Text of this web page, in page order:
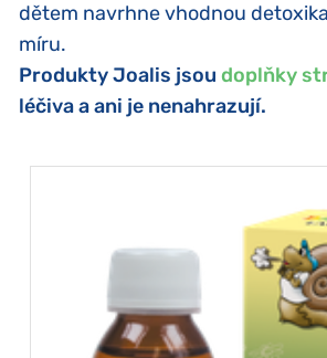
dětem navrhne vhodnou
míru.
Produkty Joalis jsou doplňky
léčiva a ani je nenahrazují.